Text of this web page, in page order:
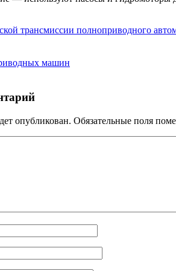
трансмиссии полноприводного
машин
опубликован. Обязательные поля